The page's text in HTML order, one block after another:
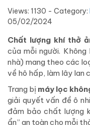
Views: 1130 - Category:
05/02/2024
Chất lượng khí thở
của mỗi người.
nhà) mang theo các
về hô hấp, làm lây lan
Trang bị máy lọc
giải quyết vấn đề ô
đảm bảo chất lượng
ẩn” an toàn cho mỗi